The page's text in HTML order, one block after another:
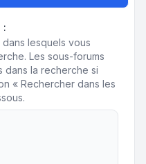
:
lesquels vous
Les sous-forums
dans la recherche si
« Rechercher dans les